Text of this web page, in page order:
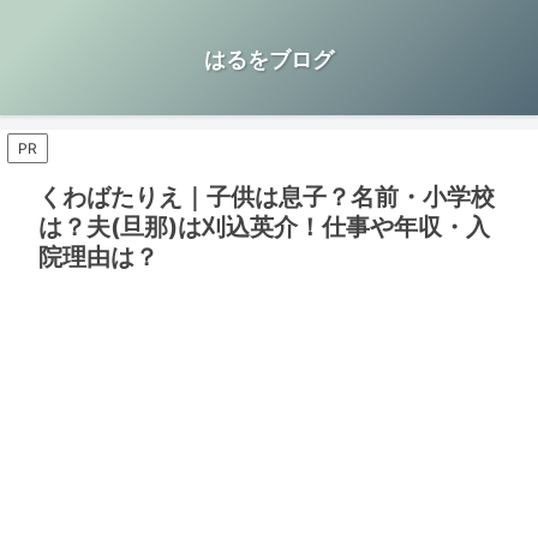
はるをブログ
PR
くわばたりえ｜子供は息子？名前・小学校
は？夫(旦那)は刈込英介！仕事や年収・入
院理由は？